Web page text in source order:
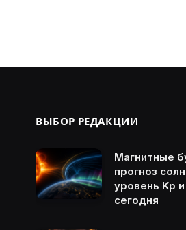
ВЫБОР РЕДАКЦИИ
Магнитные
прогноз
уровень Kp
сегодня